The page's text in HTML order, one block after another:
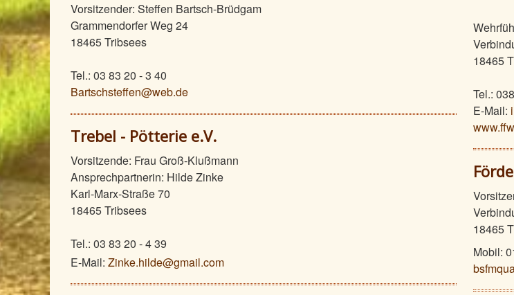
Vorsitzender: Steffen Bartsch-Brüdgam
Grammendorfer Weg 24
18465 Tribsees
Tel.: 03 83 20 - 3 40
Bartschsteffen@web.de
Trebel - Pötterie e.V.
Vorsitzende: Frau Groß-Klußmann
Ansprechpartnerin: Hilde Zinke
Karl-Marx-Straße 70
18465 Tribsees
Tel.: 03 83 20 - 4 39
E-Mail: Zinke.hilde@gmail.com
18465
Tel.:
E-Mail:
18465
Mobil: